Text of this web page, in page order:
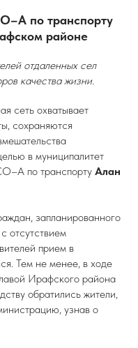
по транспорту
районе
отдаленных сел
качества жизни.
сеть охватывает
сохраняются
в муниципалитет
по транспорту Алан
запланированного
отсутствием
прием в
Тем не менее, в ходе
Ирафского района
обратились жители,
узнав о